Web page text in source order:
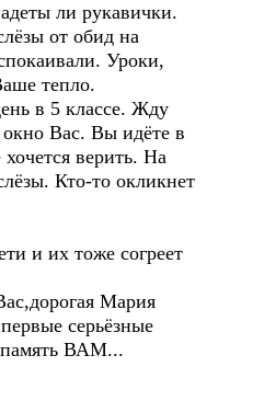
ли рукавички.
от обид на
Уроки,
тепло.
в 5 классе. Жду
Вас. Вы идёте в
верить. На
Кто-то окликнет
и их тоже согреет
Мария
серьёзные
память ВАМ...